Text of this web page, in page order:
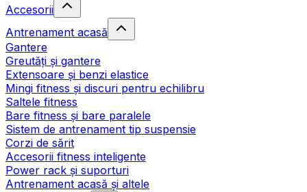
Accesorii
Antrenament acasă
Gantere
Greutăți și gantere
Extensoare și benzi elastice
Mingi fitness și discuri pentru echilibru
Saltele fitness
Bare fitness și bare paralele
Sistem de antrenament tip suspensie
Corzi de sărit
Accesorii fitness inteligente
Power rack și suporturi
Antrenament acasă și altele